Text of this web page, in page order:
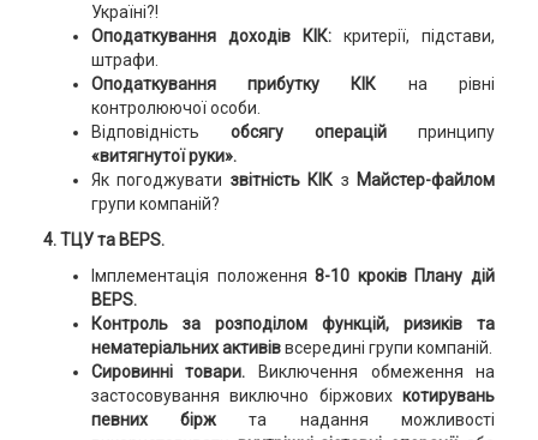
Україні?!
Оподаткування доходів КІК:критерії, підстави,
штрафи.
Оподаткування прибутку
КІК на рівні
контролюючої особи.
Відповідність обсягу операційпринципу
«витягнутої руки».
Як погоджувати звітність КІК з Майстер-файлом
групи компаній?
4. ТЦУ та BEPS.
Імплементація положення8-10 кроків Плану дій
BEPS.
Контроль за розподілом функцій, ризиків та
нематеріальних активіввсередині групи компаній.
Сировинні товари. Виключення обмеження на
застосовування виключно біржовихкотирувань
певних біржта надання можливості